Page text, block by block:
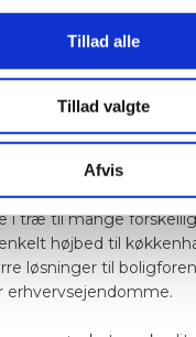
Tillad alle
Tillad valgte
Afvis
for at sikre stabilitet
at vurdere, hvilken
så højbedene får den
private og
i træ til mange
højbed til
løsninger til
erhvervsejendomme.